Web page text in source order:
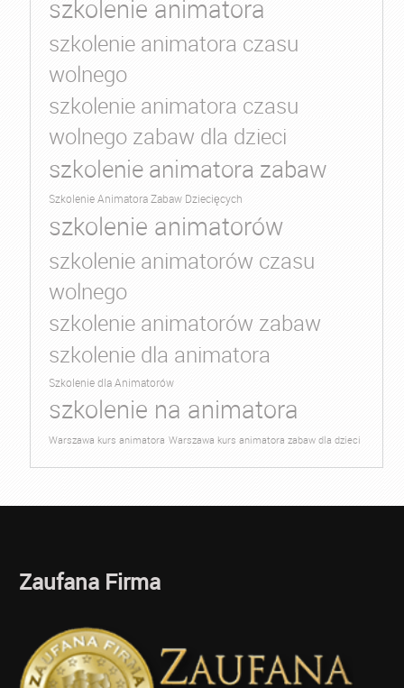
szkolenie animatora
szkolenie animatora czasu
wolnego
szkolenie animatora czasu
wolnego zabaw dla dzieci
szkolenie animatora zabaw
Szkolenie Animatora Zabaw Dziecięcych
szkolenie animatorów
szkolenie animatorów czasu
wolnego
szkolenie animatorów zabaw
szkolenie dla animatora
Szkolenie dla Animatorów
szkolenie na animatora
Warszawa kurs animatora Warszawa kurs animatora zabaw dla dzieci
Zaufana Firma